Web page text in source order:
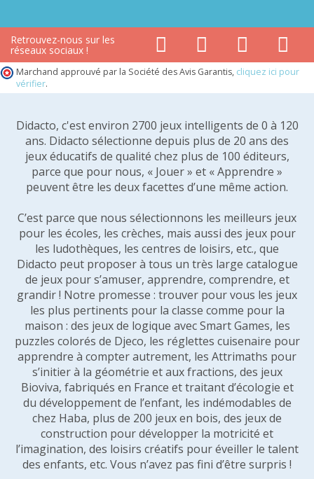
Retrouvez-nous sur les
réseaux sociaux !
Marchand approuvé par la Société des Avis Garantis, cliquez ici pour
vérifier.
Didacto, c'est environ 2700 jeux intelligents de 0 à 120
ans. Didacto sélectionne depuis plus de 20 ans des
jeux éducatifs de qualité chez plus de 100 éditeurs,
parce que pour nous, « Jouer » et « Apprendre »
peuvent être les deux facettes d’une même action.
C’est parce que nous sélectionnons les meilleurs jeux
pour les écoles, les crèches, mais aussi des jeux pour
les ludothèques, les centres de loisirs, etc., que
Didacto peut proposer à tous un très large catalogue
de jeux pour s’amuser, apprendre, comprendre, et
grandir ! Notre promesse : trouver pour vous les jeux
les plus pertinents pour la classe comme pour la
maison : des jeux de logique avec Smart Games, les
puzzles colorés de Djeco, les réglettes cuisenaire pour
apprendre à compter autrement, les Attrimaths pour
s’initier à la géométrie et aux fractions, des jeux
Bioviva, fabriqués en France et traitant d’écologie et
du développement de l’enfant, les indémodables de
chez Haba, plus de 200 jeux en bois, des jeux de
construction pour développer la motricité et
l’imagination, des loisirs créatifs pour éveiller le talent
des enfants, etc. Vous n’avez pas fini d’être surpris !